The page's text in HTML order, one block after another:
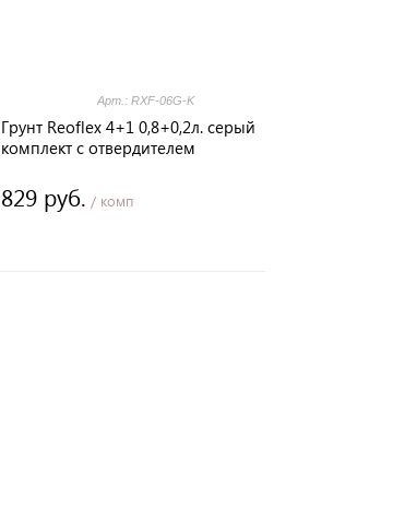
Арт.: RXF-06G-K
Грунт Reoflex 4+1 0,8+0,2л. серый
комплект с отвердителем
829 руб. / комп